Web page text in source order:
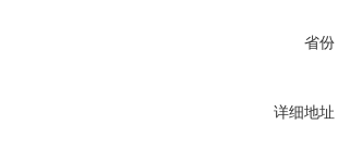
省份
详细地址